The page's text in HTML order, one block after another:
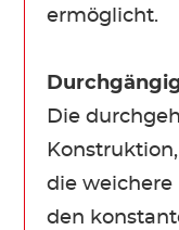
ermöglicht.
Die
die weichere
den